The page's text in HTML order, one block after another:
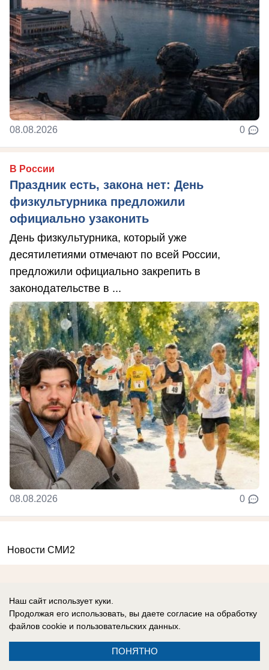
08.08.2026 0
В России
Праздник есть, закона нет: День
физкультурника предложили
официально узаконить
День физкультурника, который уже
десятилетиями отмечают по всей России,
предложили официально закрепить в
законодательстве в ...
08.08.2026 0
Новости СМИ2
Реклама на сайте
Контакты
Вакансии
Информация
Наш сайт использует куки.
Продолжая его использовать, вы даете согласие на обработку
файлов cookie и пользовательских данных.
ПОНЯТНО